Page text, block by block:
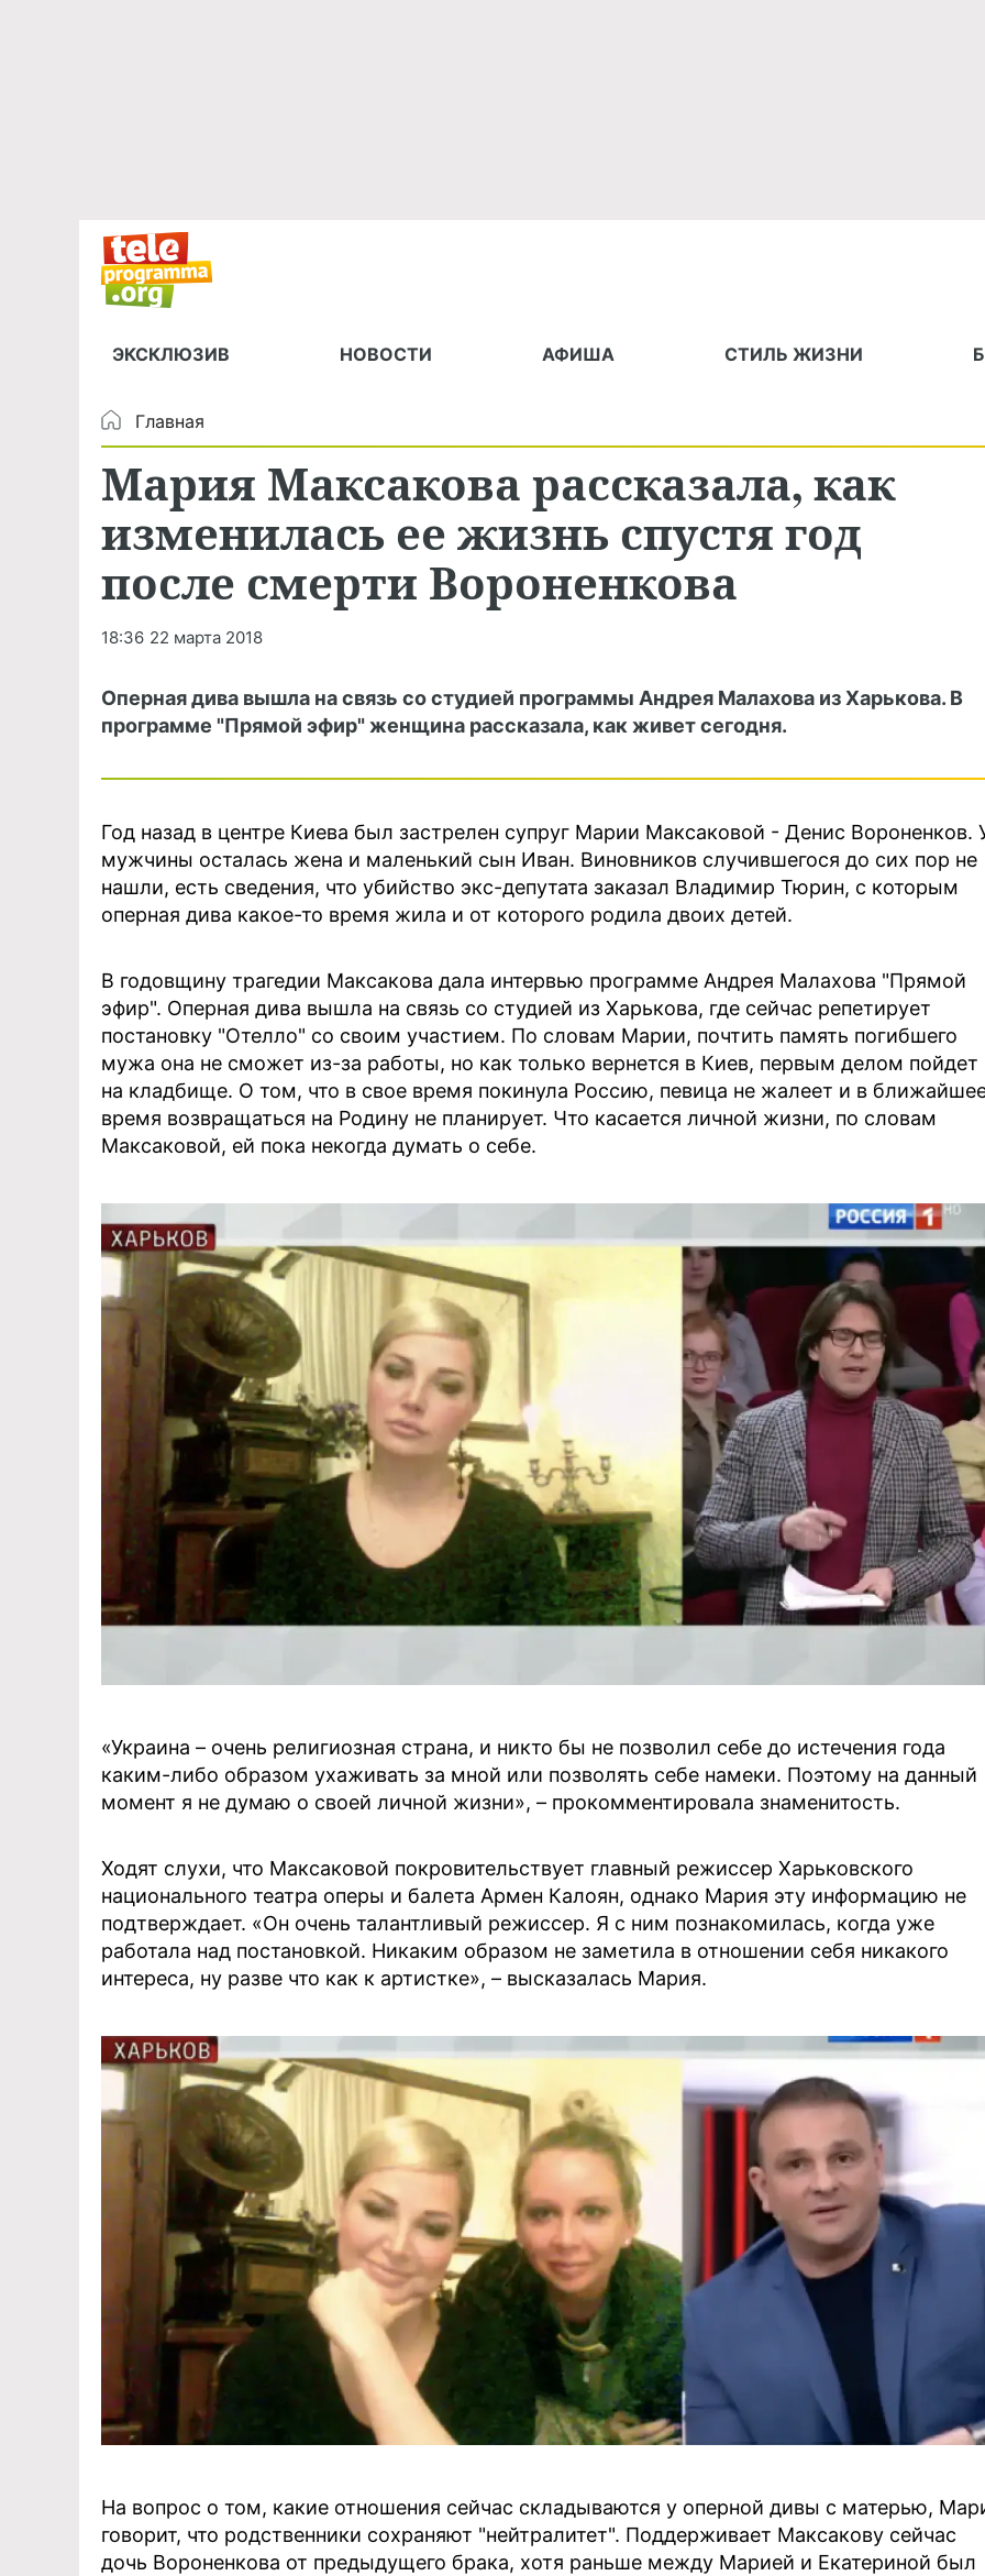
ЭКСКЛЮЗИВ НОВОСТИ АФИША СТИЛЬ ЖИЗНИ
Главная
Мария Максакова рассказала, как
изменилась ее жизнь спустя год
после смерти Вороненкова
18:36 22 марта 2018
Оперная дива вышла на связь со студией программы Андрея Малахова из Харькова. В
программе "Прямой эфир" женщина рассказала, как живет сегодня.
Год назад в центре Киева был застрелен супруг Марии Максаковой - Денис Вороненков.
мужчины осталась жена и маленький сын Иван. Виновников случившегося до сих пор не
нашли, есть сведения, что убийство экс-депутата заказал Владимир Тюрин, с которым
оперная дива какое-то время жила и от которого родила двоих детей.
В годовщину трагедии Максакова дала интервью программе Андрея Малахова "Прямой
эфир". Оперная дива вышла на связь со студией из Харькова, где сейчас репетирует
постановку "Отелло" со своим участием. По словам Марии, почтить память погибшего
мужа она не сможет из-за работы, но как только вернется в Киев, первым делом пойдет
на кладбище. О том, что в свое время покинула Россию, певица не жалеет и в
время возвращаться на Родину не планирует. Что касается личной жизни, по словам
Максаковой, ей пока некогда думать о себе.
«Украина – очень религиозная страна, и никто бы не позволил себе до истечения года
каким-либо образом ухаживать за мной или позволять себе намеки. Поэтому на данный
момент я не думаю о своей личной жизни», – прокомментировала знаменитость.
Ходят слухи, что Максаковой покровительствует главный режиссер Харьковского
национального театра оперы и балета Армен Калоян, однако Мария эту информацию не
подтверждает. «Он очень талантливый режиссер. Я с ним познакомилась, когда уже
работала над постановкой. Никаким образом не заметила в отношении себя никакого
интереса, ну разве что как к артистке», – высказалась Мария.
На вопрос о том, какие отношения сейчас складываются у оперной дивы с матерью,
говорит, что родственники сохраняют "нейтралитет". Поддерживает Максакову сейчас
дочь Вороненкова от предыдущего брака, хотя раньше между Марией и Екатериной был